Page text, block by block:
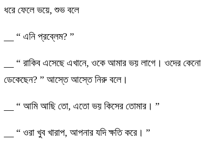
ধরে ফেলে ভয়ে, শুভ বলে
__ “ এনি প্রব্লেম? ”
__ “ রাকিব এসেছে এখানে, ওকে আমার ভয় লাগে। ওদের কেনো
ডেকেছেন? ” আস্তে আস্তে নিরু বলে।
__ “ আমি আছি তো, এতো ভয় কিসের তোমার। ”
__ “ ওরা খুব খারাপ, আপনার যদি ক্ষতি করে। ”